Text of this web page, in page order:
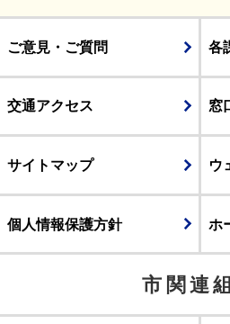
ご意見・ご質問 各
交通アクセス 窓
サイトマップ ウ
個人情報保護方針 ホ
市関連